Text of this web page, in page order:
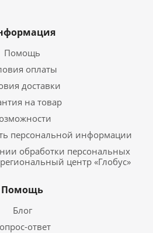
Помощь
оплаты
доставки
на товар
персональной информации
обработки персональных
центр «Глобус»
Помощь
Блог
ответ